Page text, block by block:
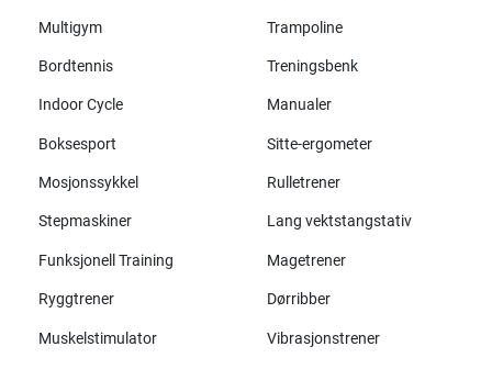
Multigym Trampoline
Bordtennis Treningsbenk
Indoor Cycle Manualer
Boksesport Sitte-ergometer
Mosjonssykkel Rulletrener
Stepmaskiner Lang vektstangstativ
Funksjonell Training Magetrener
Ryggtrener Dørribber
Muskelstimulator Vibrasjonstrener